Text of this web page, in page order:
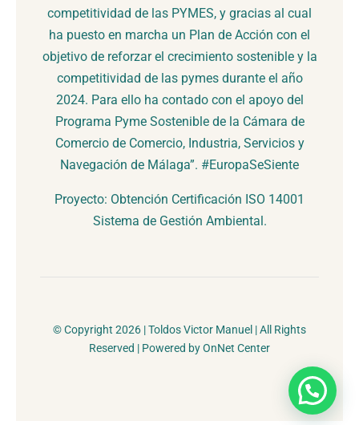
competitividad de las PYMES, y gracias al cual
ha puesto en marcha un Plan de Acción con el
objetivo de reforzar el crecimiento sostenible y la
competitividad de las pymes durante el año
2024. Para ello ha contado con el apoyo del
Programa Pyme Sostenible de la Cámara de
Comercio de Comercio, Industria, Servicios y
Navegación de Málaga”. #EuropaSeSiente
Proyecto: Obtención Certificación ISO 14001
Sistema de Gestión Ambiental.
© Copyright 2026 | Toldos Victor Manuel | All Rights
Reserved | Powered by OnNet Center